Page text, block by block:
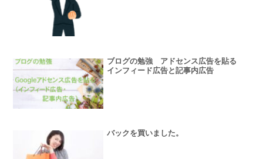
ブログの勉強 アドセンス広告を貼る
インフィード広告と記事内広告
バックを買いました。